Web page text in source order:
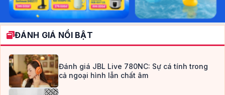
ĐÁNH GIÁ NỔI BẬT
Đánh giá JBL Live 780NC: Sự cá tính trong
cả ngoại hình lẫn chất âm